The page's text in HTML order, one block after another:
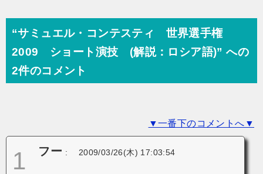
ビ
ゲ
ー
“サミュエル・コンテスティ 世界選手権
2009 ショート演技 (解説：ロシア語)” への
2件のコメント
▼一番下のコメントへ▼
1 フー : 2009/03/26(木) 17:03:54